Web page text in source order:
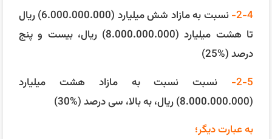
2-4-
نسبت به مازاد شش میلیارد (6.000.000.000) ریال
تا هشت میلیارد (8.000.000.000) ریال، بیست و پنج
درصد (%25)
2-5-
نسبت نسبت به مازاد هشت میلیارد
(8.000.000.000) ریال، به بالا، سی درصد (%30)
به عبارت دیگر؛